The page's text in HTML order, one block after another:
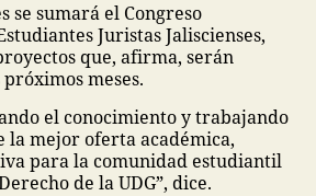
se sumará el Congreso
Juristas Jaliscienses,
que, afirma, serán
meses.
el conocimiento y trabajando
mejor oferta académica,
para la comunidad estudiantil
de la UDG”, dice.